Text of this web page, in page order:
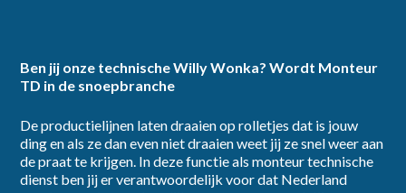
Ben jij onze technische Willy Wonka? Wordt Monteur
TD in de snoepbranche
De productielijnen laten draaien op rolletjes dat is jouw
ding en als ze dan even niet draaien weet jij ze snel weer aan
de praat te krijgen. In deze functie als monteur technische
dienst ben jij er verantwoordelijk voor dat Nederland
dienstverband